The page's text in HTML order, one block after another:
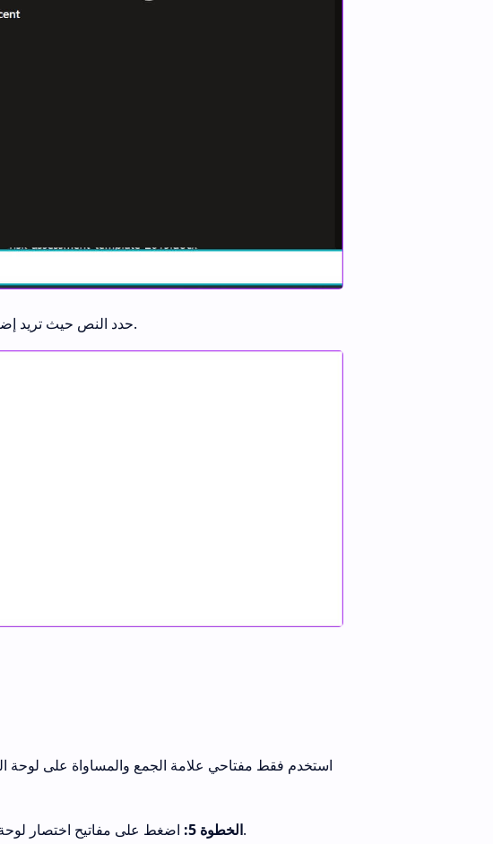
في مستند Word ، حدد النص حيث تريد إضافة الكتابة المرتفعة أو المنخفضة.
استخدم فقط مفتاحي علامة الجمع والمساواة على لوحة
الخطوة 5:اضغط على مفاتيح اختصار لوحة المفاتيح مرة أخرى لإيقاف تشغيل خيار التنسيق بمجرد الانتهاء.